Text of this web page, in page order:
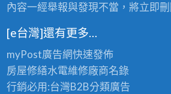
內容一經舉報與發現不當，將立即
[e台灣]還有更多…
myPost廣告網快速發佈
房屋修繕水電維修廠商名錄
行銷必用:台灣B2B分類廣告